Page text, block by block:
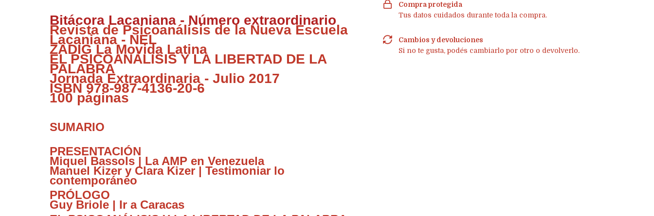
Bitácora Lacaniana - Número extraordinario
Revista de Psicoanálisis de la Nueva Escuela
Lacaniana - NEL
ZADIG La Movida Latina
EL PSICOANÁLISIS Y LA LIBERTAD DE LA
PALABRA
Jornada Extraordinaria - Julio 2017
ISBN 978-987-4136-20-6
100 páginas
SUMARIO
PRESENTACIÓN
Miquel Bassols | La AMP en Venezuela
Manuel Kizer y Clara Kizer | Testimoniar lo
contemporáneo
PRÓLOGO
Guy Briole | Ir a Caracas
Compra protegida
Tus datos cuidados durante toda la compra.
Cambios y devoluciones
Si no te gusta, podés cambiarlo por otro o devolverlo.